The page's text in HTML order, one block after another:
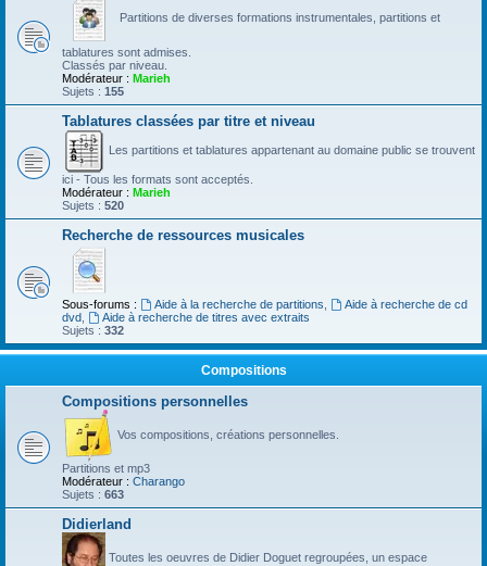
Partitions de diverses formations instrumentales, partitions et
tablatures sont admises.
Classés par niveau.
Modérateur : Marieh
Sujets : 155
Tablatures classées par titre et niveau
Les partitions et tablatures appartenant au domaine public se trouvent
ici - Tous les formats sont acceptés.
Modérateur : Marieh
Sujets : 520
Recherche de ressources musicales
Sous-forums : Aide à la recherche de partitions
Aide à recherche de cd
dvd
Aide à recherche de titres avec extraits
Sujets : 332
Compositions
Compositions personnelles
Vos compositions, créations personnelles.
Partitions et mp3
Modérateur : Charango
Sujets : 663
Didierland
Toutes les oeuvres de Didier Doguet regroupées, un espace